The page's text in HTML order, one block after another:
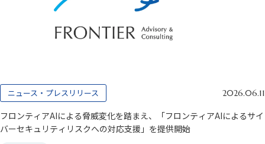
ニュース・プレスリリース 2026.06.11
フロンティアAIによる脅威変化を踏まえ、「フロンティアAIによるサイ
バーセキュリティリスクへの対応支援」を提供開始